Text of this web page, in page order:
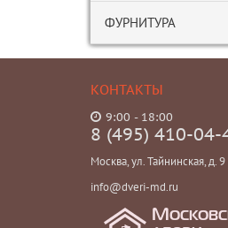
ФУРНИТУРА
КОНТАКТЫ
9:00 - 18:00
8 (495) 410-04-
Москва, ул. Тайнинская, д.
info@dveri-md.ru